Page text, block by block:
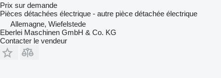
Prix sur demande
Pièces détachées électrique - autre pièce détachée électrique
Allemagne, Wiefelstede
Eberlei Maschinen GmbH & Co. KG
Contacter le vendeur